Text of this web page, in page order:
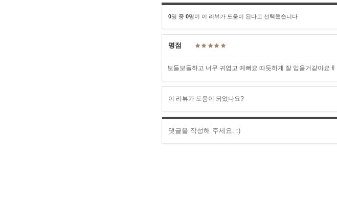
0명 중 0명이 이 리뷰가 도움이 된다고 선택했습니다
평점
보들보들하고 너무 귀엽고 예뻐요 따듯하게 잘 입을거같아요ㅔ
이 리뷰가 도움이 되었나요?